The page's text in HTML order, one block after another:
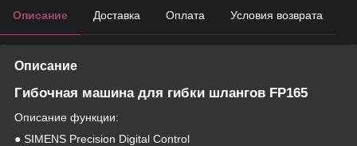
Описание Доставка Оплата Условия возврата
Описание
Гибочная машина для гибки шлангов FP165
Описание функции:
● SIMENS Precision Digital Control